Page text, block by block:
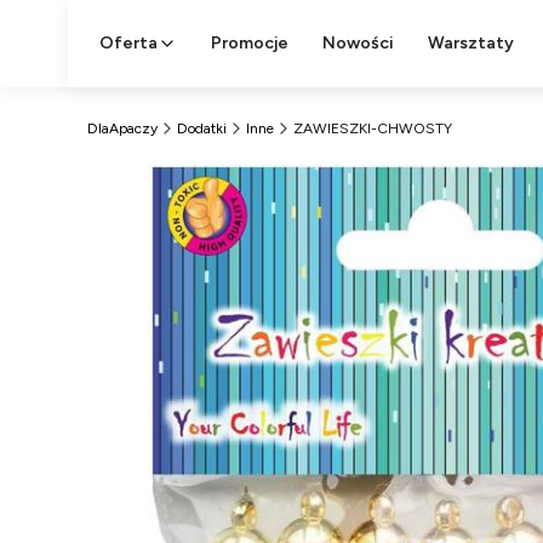
Oferta Promocje Nowości Warsztaty
DlaApaczy Dodatki Inne ZAWIESZKI-CHWOSTY